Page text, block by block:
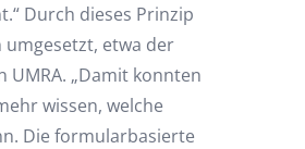
Durch dieses Prinzip
etwa der
„Damit konnten
wissen, welche
Die formularbasierte